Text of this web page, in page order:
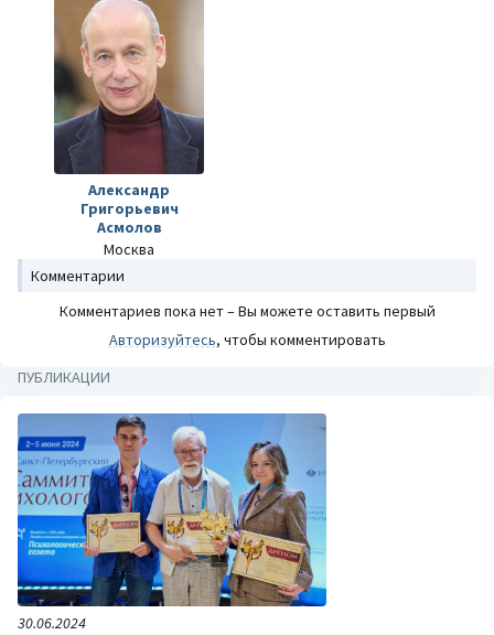
Александр
Григорьевич
Асмолов
Москва
Комментарии
Комментариев пока нет – Вы можете оставить первый
Авторизуйтесь, чтобы комментировать
ПУБЛИКАЦИИ
30.06.2024